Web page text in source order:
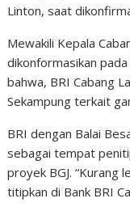
Linton, saat
Mewakili Kepala
dikonformasikan
bahwa, BRI Cabang
Sekampung terkait
BRI dengan Balai
sebagai tempat
proyek BGJ. “Kurang
titipkan di Bank BRI